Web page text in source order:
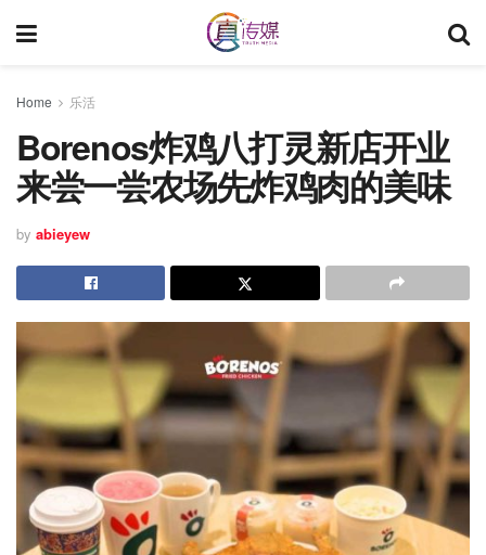
Home 乐活
Borenos炸鸡八打灵新店开业
来尝一尝农场先炸鸡肉的美味
by abieyew